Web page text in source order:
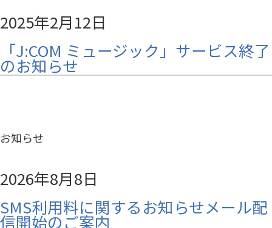
2025年2月12日
「J:COM ミュージック」サービス終了
のお知らせ
お知らせ
2026年8月8日
SMS利用料に関するお知らせメール配
信開始のご案内